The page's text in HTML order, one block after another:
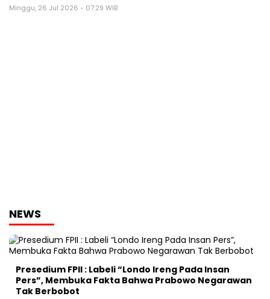
Minggu, 26 Jul 2026 - 07:29 WIB
NEWS
Presedium FPII : Labeli “Londo Ireng Pada Insan
Pers”, Membuka Fakta Bahwa Prabowo Negarawan
Tak Berbobot